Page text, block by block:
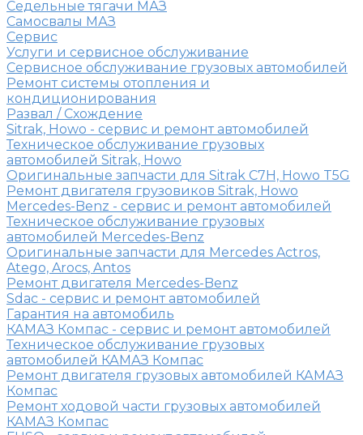
Седельные тягачи МАЗ
Самосвалы МАЗ
Сервис
Услуги и сервисное обслуживание
Сервисное обслуживание грузовых автомобилей
Ремонт системы отопления и
кондиционирования
Развал / Схождение
Sitrak, Howo - сервис и ремонт автомобилей
Техническое обслуживание грузовых
автомобилей Sitrak, Howo
Оригинальные запчасти для Sitrak C7H, Howo T5G
Ремонт двигателя грузовиков Sitrak, Howo
Mercedes-Benz - сервис и ремонт автомобилей
Техническое обслуживание грузовых
автомобилей Mercedes-Benz
Оригинальные запчасти для Mercedes Actros,
Atego, Arocs, Antos
Ремонт двигателя Mercedes-Benz
Sdac - сервис и ремонт автомобилей
Гарантия на автомобиль
КАМАЗ Компас - сервис и ремонт автомобилей
Техническое обслуживание грузовых
автомобилей КАМАЗ Компас
Ремонт двигателя грузовых автомобилей КАМАЗ
Компас
Ремонт ходовой части грузовых автомобилей
КАМАЗ Компас